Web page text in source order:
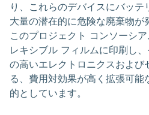
り、これらのデバイスにバッテ
大量の潜在的に危険な廃棄物が
このプロジェクト コンソーシ
レキシブル フィルムに印刷し
の高いエレクトロニクスおよび
る、費用対効果が高く拡張可能
的としています。